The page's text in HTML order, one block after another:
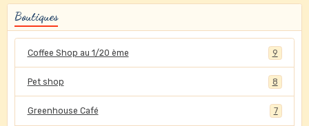
Boutiques
Coffee Shop au 1/20 ème 9
Pet shop 8
Greenhouse Café 7